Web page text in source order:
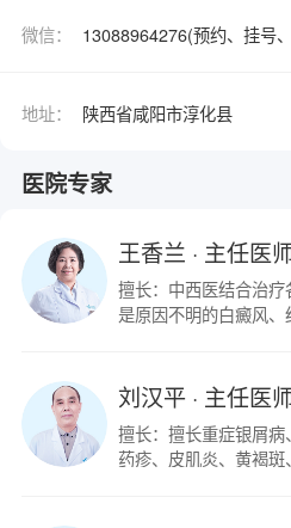
微信： 13088964276(预约、挂号
地址： 陕西省咸阳市淳化县
医院专家
王香兰 · 主任医
擅长：中西医结合治
是原因不明的白癜风
刘汉平· 主任医
擅长：擅长重症银屑
药疹、皮肌炎、黄褐斑